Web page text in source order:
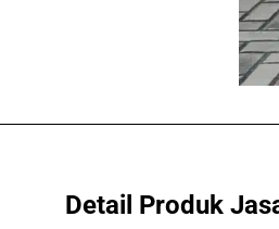
Detail Produk